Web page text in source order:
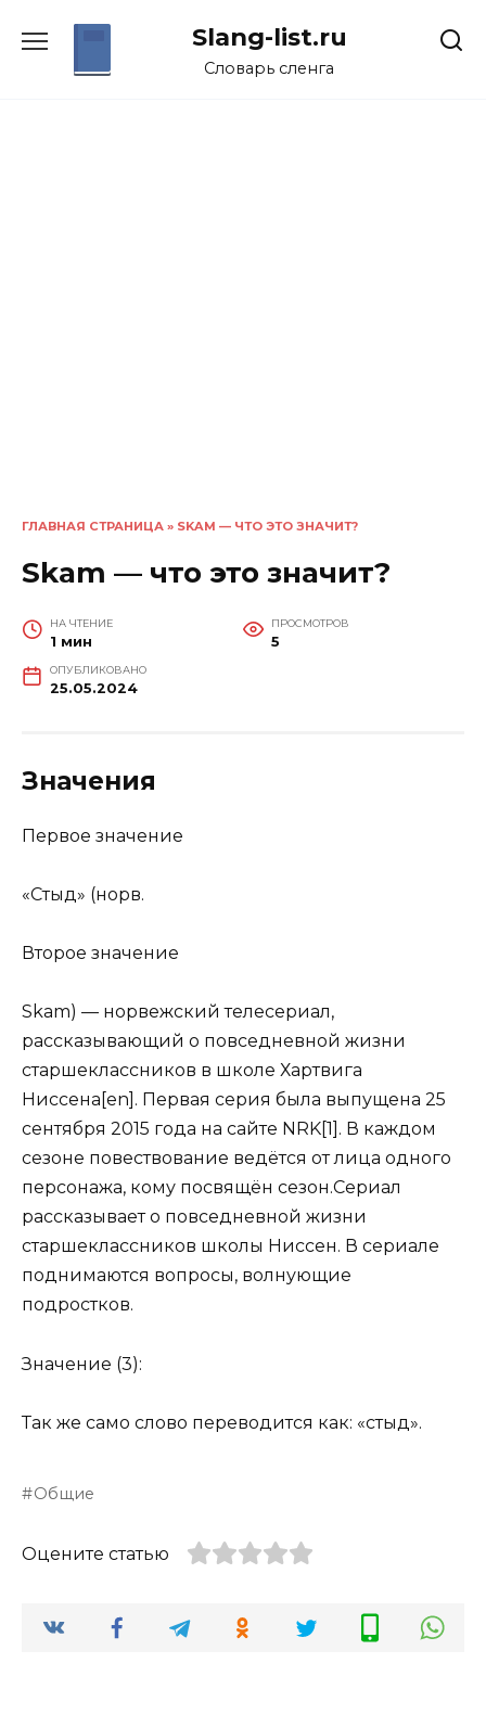
Slang-list.ru
Словарь сленга
ГЛАВНАЯ СТРАНИЦА » SKAM — ЧТО ЭТО ЗНАЧИТ?
Skam — что это значит?
НА ЧТЕНИЕ
1 мин
ПРОСМОТРОВ
5
ОПУБЛИКОВАНО
25.05.2024
Значения
Первое значение
«Стыд» (норв.
Второе значение
Skam) — норвежский телесериал,
рассказывающий о повседневной жизни
старшеклассников в школе Хартвига
Ниссена[en]. Первая серия была выпущена 25
сентября 2015 года на сайте NRK[1]. В каждом
сезоне повествование ведётся от лица одного
персонажа, кому посвящён сезон.Сериал
рассказывает о повседневной жизни
старшеклассников школы Ниссен. В сериале
поднимаются вопросы, волнующие
подростков.
Значение (3):
Так же само слово переводится как: «стыд».
Общие
Оцените статью